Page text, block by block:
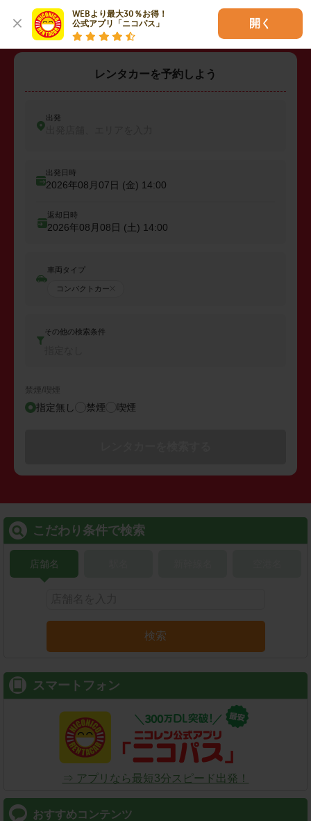
WEBより最大30％お得！
公式アプリ「ニコパス」
開く
レンタカーを予約しよう
出発
出発日時
2026年08月07日 (金) 14:00
返却日時
2026年08月08日 (土) 14:00
車両タイプ
コンパクトカー
その他の検索条件
禁煙/喫煙
指定無し 禁煙 喫煙
こだわり条件で検索
店舗名
検索
スマートフォン
⇒ アプリなら最短3分スピード出発！
おすすめコンテンツ